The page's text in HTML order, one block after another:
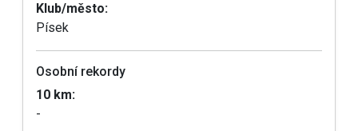
Klub/město:
Písek
Osobní rekordy
10 km:
-